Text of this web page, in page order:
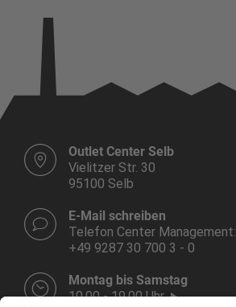
Outlet Center Selb
Vielitzer Str. 30
95100 Selb
E-Mail schreiben
Telefon Center Management:
+49 9287 30 700 3 - 0
Montag bis Samstag
10.00 - 19.00 Uhr